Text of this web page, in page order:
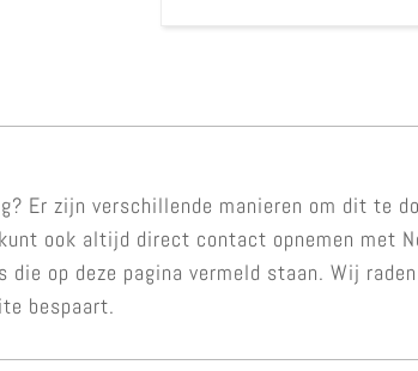
Er zijn verschillende manieren om dit te
ook altijd direct contact opnemen met
op deze pagina vermeld staan. Wij
bespaart.